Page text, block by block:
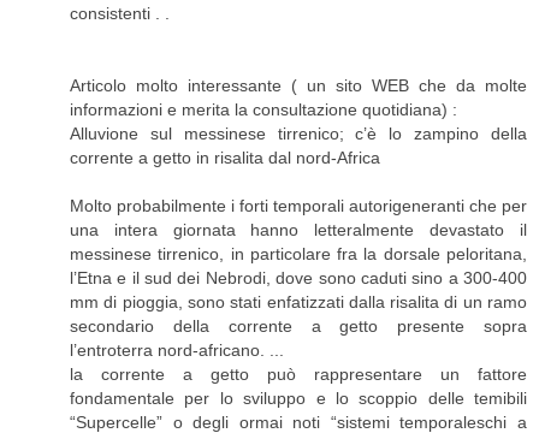
consistenti . .
Articolo molto interessante ( un sito WEB che da molte
informazioni e merita la consultazione quotidiana) :
Alluvione sul messinese tirrenico; c’è lo zampino della
corrente a getto in risalita dal nord-Africa
Molto probabilmente i forti temporali autorigeneranti che per
una intera giornata hanno letteralmente devastato il
messinese tirrenico, in particolare fra la dorsale peloritana,
l’Etna e il sud dei Nebrodi, dove sono caduti sino a 300-400
mm di pioggia, sono stati enfatizzati dalla risalita di un ramo
secondario della corrente a getto presente sopra
l’entroterra nord-africano. ...
la corrente a getto può rappresentare un fattore
fondamentale per lo sviluppo e lo scoppio delle temibili
“Supercelle” o degli ormai noti “sistemi temporaleschi a